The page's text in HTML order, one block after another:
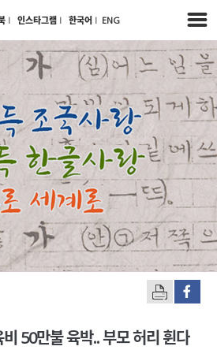
l 인스타그램 l 한국어 l ENG
50만불 육박.. 부모 허리 휜다